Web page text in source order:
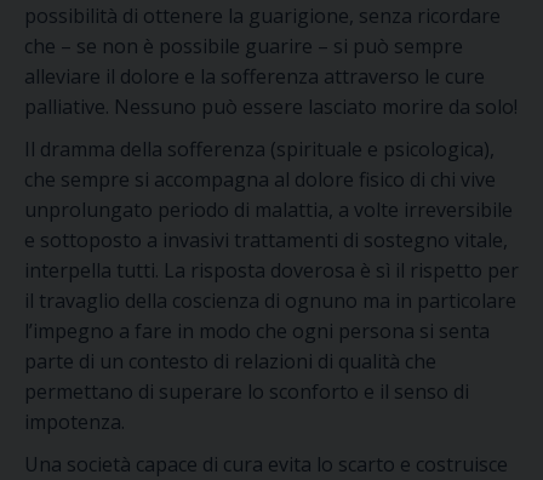
possibilità di ottenere la guarigione, senza ricordare
che – se non è possibile guarire – si può sempre
alleviare il dolore e la sofferenza attraverso le cure
palliative. Nessuno può essere lasciato morire da solo!
Il dramma della sofferenza (spirituale e psicologica),
che sempre si accompagna al dolore fisico di chi vive
unprolungato periodo di malattia, a volte irreversibile
e sottoposto a invasivi trattamenti di sostegno vitale,
interpella tutti. La risposta doverosa è sì il rispetto per
il travaglio della coscienza di ognuno ma in particolare
l’impegno a fare in modo che ogni persona si senta
parte di un contesto di relazioni di qualità che
permettano di superare lo sconforto e il senso di
impotenza.
Una società capace di cura evita lo scarto e costruisce